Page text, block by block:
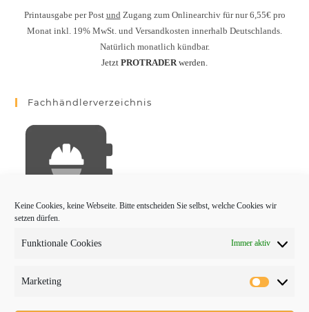
Keine Cookies, keine Webseite. Bitte entscheiden Sie selbst, welche Cookies wir
setzen dürfen.
Funktionale Cookies Immer aktiv
Marketing
Printausgabe per Post und Zugang zum Onlinearchiv für nur 6,55€ pro
Monat inkl. 19% MwSt. und Versandkosten innerhalb Deutschlands.
Natürlich monatlich kündbar.
Jetzt PROTRADER werden.
Fachhändlerverzeichnis